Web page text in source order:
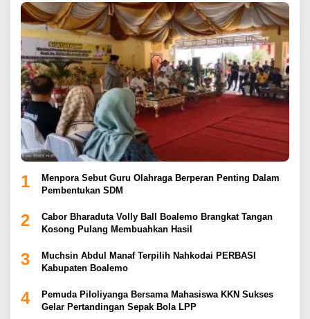
1
Menpora Sebut Guru Olahraga Berperan Penting Dalam
Pembentukan SDM
2
Cabor Bharaduta Volly Ball Boalemo Brangkat Tangan
Kosong Pulang Membuahkan Hasil
3
Muchsin Abdul Manaf Terpilih Nahkodai PERBASI
Kabupaten Boalemo
4
Pemuda Piloliyanga Bersama Mahasiswa KKN Sukses
Gelar Pertandingan Sepak Bola LPP